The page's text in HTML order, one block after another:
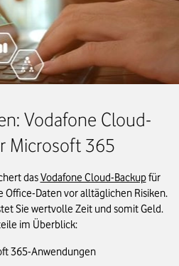
Vodafone Cloud-
Microsoft 365
dasVodafone Cloud-Backupfür
Office-Daten vor alltäglichen Risiken.
Sie wertvolle Zeit und somit Geld.
im Überblick:
365-Anwendungen